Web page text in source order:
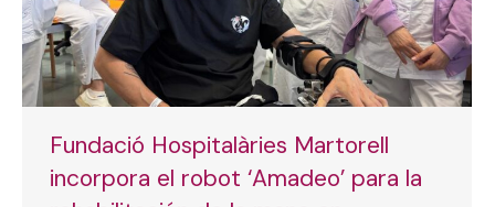
Fundació Hospitalàries Martorell
incorpora el robot ‘Amadeo’ para la